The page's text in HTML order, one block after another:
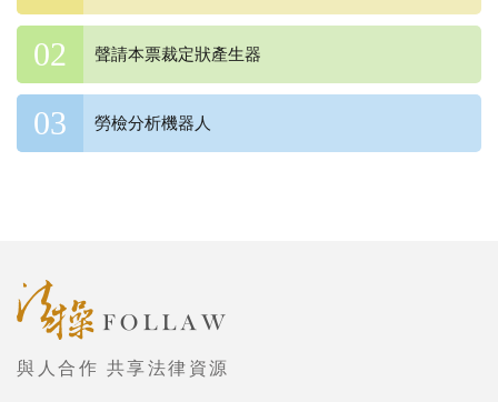
聲請本票裁定狀產生器
勞檢分析機器人
與人合作 共享法律資源